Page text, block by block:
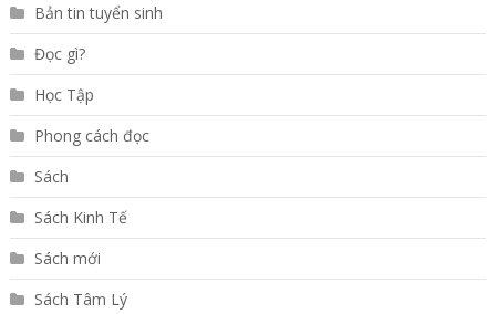
Bản tin tuyển sinh
Đọc gì?
Học Tập
Phong cách đọc
Sách
Sách Kinh Tế
Sách mới
Sách Tâm Lý